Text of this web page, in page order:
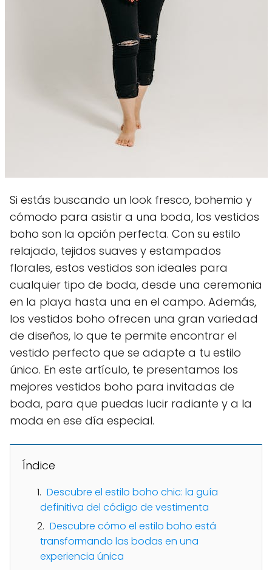
Si estás buscando un look fresco, bohemio y
cómodo para asistir a una boda, los vestidos
boho son la opción perfecta. Con su estilo
relajado, tejidos suaves y estampados
florales, estos vestidos son ideales para
cualquier tipo de boda, desde una ceremonia
en la playa hasta una en el campo. Además,
los vestidos boho ofrecen una gran variedad
de diseños, lo que te permite encontrar el
vestido perfecto que se adapte a tu estilo
único. En este artículo, te presentamos los
mejores vestidos boho para invitadas de
boda, para que puedas lucir radiante y a la
moda en ese día especial.
Índice
Descubre el estilo boho chic: la guía
definitiva del código de vestimenta
Descubre cómo el estilo boho está
transformando las bodas en una
experiencia única